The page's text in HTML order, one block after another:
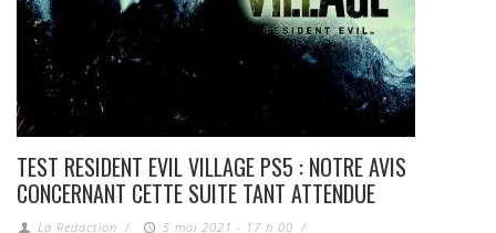
TEST RESIDENT EVIL VILLAGE PS5 : NOTRE AVIS
CONCERNANT CETTE SUITE TANT ATTENDUE
La Redaction / 5 mai 2021 - 17 h 00 /